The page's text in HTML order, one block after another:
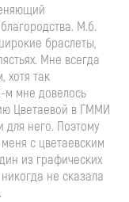
М.б.
браслеты,
Мне всегда
хотя так
м мне довелось
Цветаевой в ГММИ
для него. Поэтому
с цветаевским
из графических
не сказала